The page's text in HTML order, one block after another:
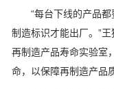
“每台下线的产品都
制造标识才能出厂。”
再制造产品寿命实验室
命，以保障再制造产品